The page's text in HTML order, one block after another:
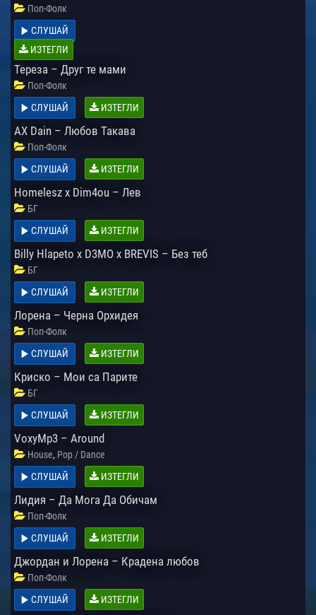
Поп-Фолк
СЛУШАЙ
ИЗТЕГЛИ
Тереза – Друг те мами
Поп-Фолк
СЛУШАЙ
ИЗТЕГЛИ
AX Dain – Любов Такава
Поп-Фолк
СЛУШАЙ
ИЗТЕГЛИ
Homelesz x Dim4ou – Лев
БГ
СЛУШАЙ
ИЗТЕГЛИ
Billy Hlapeto x D3MO x BREVIS – Без теб
БГ
СЛУШАЙ
ИЗТЕГЛИ
Лорена – Черна Орхидея
Поп-Фолк
СЛУШАЙ
ИЗТЕГЛИ
Криско – Мои са Парите
БГ
СЛУШАЙ
ИЗТЕГЛИ
VoxyMp3 – Around
House, Pop / Dance
СЛУШАЙ
ИЗТЕГЛИ
Лидия – Да Мога Да Обичам
Поп-Фолк
СЛУШАЙ
ИЗТЕГЛИ
Джордан и Лорена – Крадена любов
Поп-Фолк
СЛУШАЙ
ИЗТЕГЛИ